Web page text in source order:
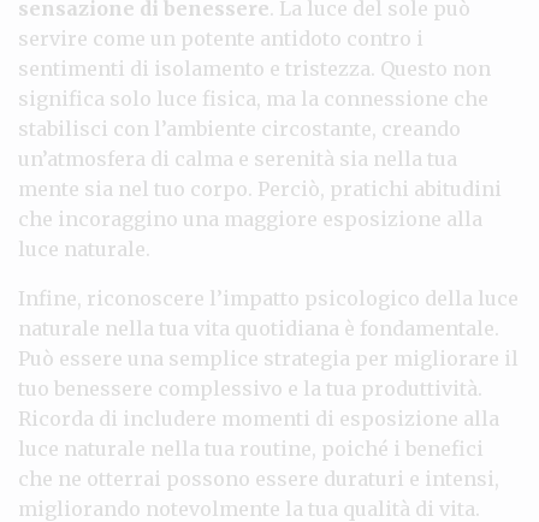
sensazione di benessere. La luce del sole può
servire come un potente antidoto contro i
sentimenti di isolamento e tristezza. Questo non
significa solo luce fisica, ma la connessione che
stabilisci con l’ambiente circostante, creando
un’atmosfera di calma e serenità sia nella tua
mente sia nel tuo corpo. Perciò, pratichi abitudini
che incoraggino una maggiore esposizione alla
luce naturale.
Infine, riconoscere l’impatto psicologico della luce
naturale nella tua vita quotidiana è fondamentale.
Può essere una semplice strategia per migliorare il
tuo benessere complessivo e la tua produttività.
Ricorda di includere momenti di esposizione alla
luce naturale nella tua routine, poiché i benefici
che ne otterrai possono essere duraturi e intensi,
migliorando notevolmente la tua qualità di vita.